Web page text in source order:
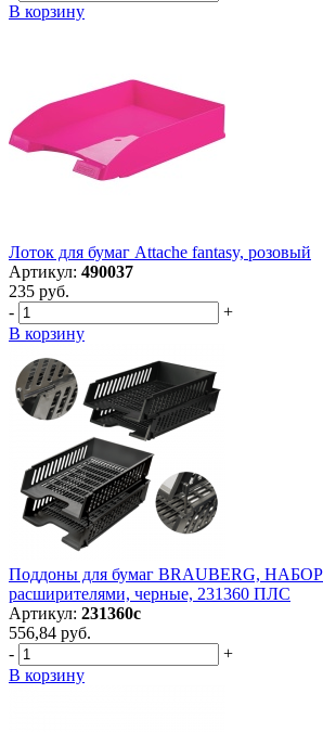
В корзину
Лоток для бумаг Attache fantasy, розовый
Артикул: 490037
235 руб.
-
+
В корзину
Поддоны для бумаг BRAUBERG, НАБОР
расширителями, черные, 231360 ПЛС
Артикул: 231360с
556,84 руб.
-
+
В корзину